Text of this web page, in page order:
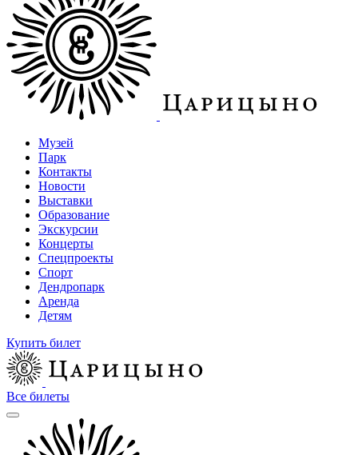
Музей
Парк
Контакты
Новости
Выставки
Образование
Экскурсии
Концерты
Спецпроекты
Спорт
Дендропарк
Аренда
Детям
Купить билет
Все билеты